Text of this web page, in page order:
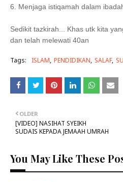
6. Menjaga istiqamah dalam
Sedikit tazkirah... Khas utk kita
dan telah melewati 40an
Tags: ISLAM PENDIDIKAN SALAF
OLDER
[VIDEO] NASIHAT SYEIKH
SUDAIS KEPADA JEMAAH UMRAH
You May Like These